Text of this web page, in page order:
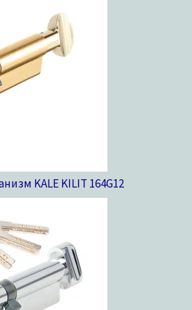
KALE KILIT 164G12